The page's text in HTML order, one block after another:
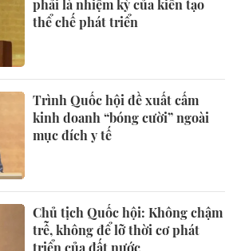
phải là nhiệm kỳ của kiến tạo
thể chế phát triển
Trình Quốc hội đề xuất cấm
kinh doanh “bóng cười” ngoài
mục đích y tế
Chủ tịch Quốc hội: Không chậm
trễ, không để lỡ thời cơ phát
triển của đất nước